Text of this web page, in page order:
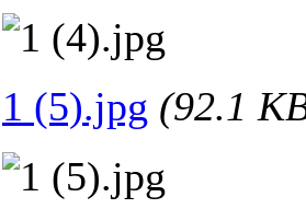
1 (5).jpg (92.1